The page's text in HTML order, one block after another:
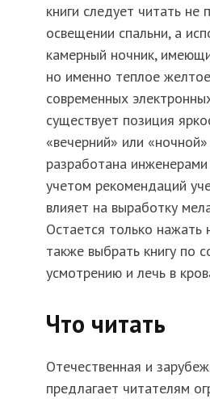
книги следует читать не
освещении спальни, а
камерный ночник,
но именно теплое
современных
существует позиция
«вечерний» или
разработана
учетом рекомендаций
влияет на выработку
Остается только нажать
также выбрать книгу по
усмотрению и лечь в
Что читать
Отечественная и
предлагает читателям